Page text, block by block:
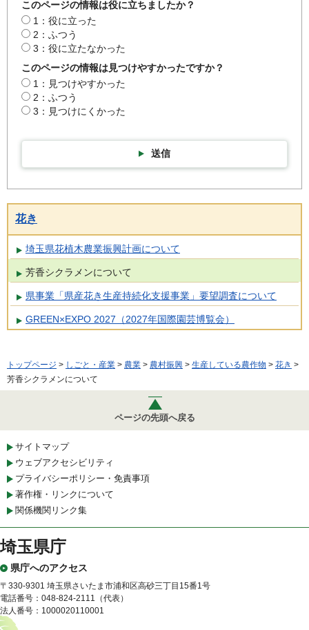
このページの情報は役に立ちましたか？
1：役に立った
2：ふつう
3：役に立たなかった
このページの情報は見つけやすかったですか？
1：見つけやすかった
2：ふつう
3：見つけにくかった
送信
花き
埼玉県花植木農業振興計画について
芳香シクラメンについて
県事業「県産花き生産持続化支援事業」要望調査について
GREEN×EXPO 2027（2027年国際園芸博覧会）
トップページ > しごと・産業 > 農業 > 農村振興 > 生産している農作物 > 花き >
芳香シクラメンについて
ページの先頭へ戻る
サイトマップ
ウェブアクセシビリティ
プライバシーポリシー・免責事項
著作権・リンクについて
関係機関リンク集
埼玉県庁
県庁へのアクセス
〒330-9301 埼玉県さいたま市浦和区高砂三丁目15番1号
電話番号：048-824-2111（代表）
法人番号：1000020110001